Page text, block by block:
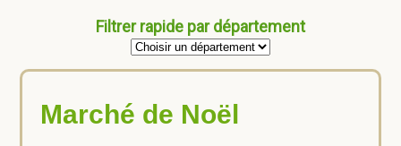
Filtrer rapide par département
Marché de Noël